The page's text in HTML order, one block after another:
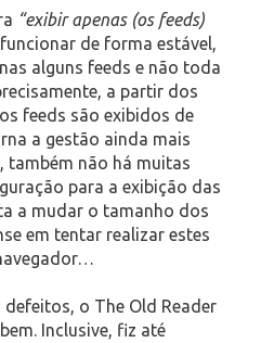
“exibir apenas (os feeds)
de forma estável,
alguns feeds e não toda
a partir dos
feeds são exibidos de
a gestão ainda mais
também não há muitas
para a exibição das
a mudar o tamanho dos
em tentar realizar estes
o The Old Reader
Inclusive, fiz até